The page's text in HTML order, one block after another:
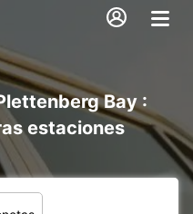
Bay :
estaciones